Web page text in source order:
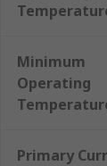
Minimum
Operating
Primary